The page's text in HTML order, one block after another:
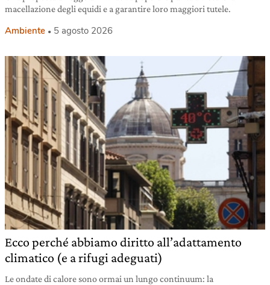
macellazione degli equidi e a garantire loro maggiori tutele.
Ambiente 5 agosto 2026
Ecco perché abbiamo diritto all’adattamento
climatico (e a rifugi adeguati)
Le ondate di calore sono ormai un lungo continuum: la